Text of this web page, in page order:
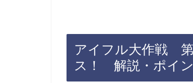
アイフル大作戦
ス！ 解説・ポイ